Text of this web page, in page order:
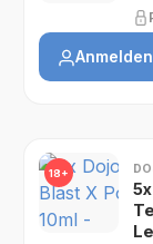
Anmelden
18+